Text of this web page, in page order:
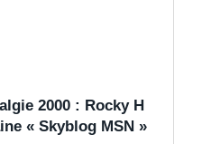
2000 : Rocky H
« Skyblog MSN »